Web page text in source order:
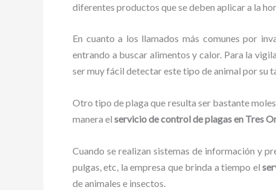
diferentes productos que se deben aplicar a la
En cuanto a los llamados más comunes por
entrando a buscar alimentos y calor. Para la
ser muy fácil detectar este tipo de animal por su
Otro tipo de plaga que resulta ser bastante
manera el servicio de control de plagasen Tres
Cuando se realizan sistemas de información y
pulgas, etc, la empresa que brinda a tiempo el
de animales e insectos.